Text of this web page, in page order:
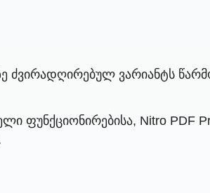
ძვირადღირებულ ვარიანტს
ფუნქციონირებისა, Nitro PDF